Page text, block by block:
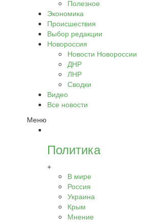
Полезное
Экономика
Происшествия
Выбор редакции
Новороссия
Новости Новороссии
ДНР
ЛНР
Сводки
Видео
Все новости
Меню
Политика
+
В мире
Россия
Украина
Крым
Мнение